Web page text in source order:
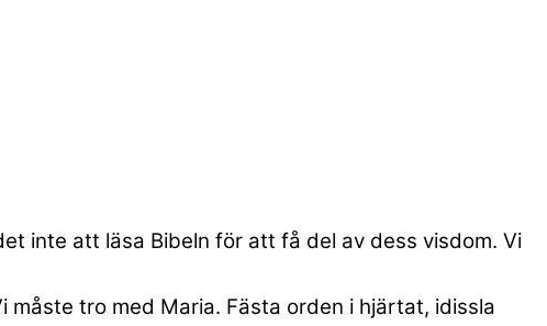
inte att läsa Bibeln för att få del av dess visdom. Vi
måste tro med Maria. Fästa orden i hjärtat, idissla